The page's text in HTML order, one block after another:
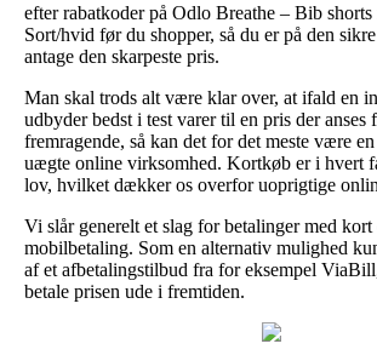
efter rabatkoder på Odlo Breathe – Bib shorts
Sort/hvid før du shopper, så du er på den
antage den skarpeste pris.
Man skal trods alt være klar over, at ifald en
udbyder bedst i test varer til en pris der anses
fremragende, så kan det for det meste være
uægte online virksomhed. Kortkøb er i hvert
lov, hvilket dækker os overfor uoprigtige
Vi slår generelt et slag for betalinger med kort
mobilbetaling. Som en alternativ mulighed
af et afbetalingstilbud fra for eksempel
betale prisen ude i fremtiden.